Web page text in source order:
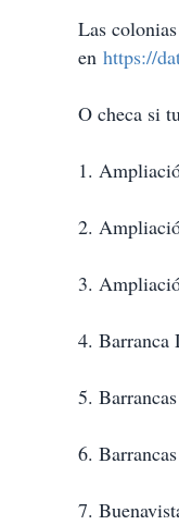
Las
en https://
O checa si
1.
2.
3.
4. Barranca
5.
6.
7.